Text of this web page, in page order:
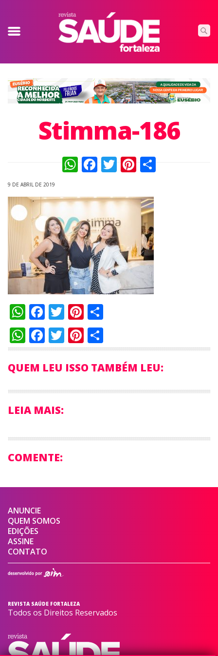
Stimma-186
WhatsApp
Facebook
TwitterPinterest
9 DE ABRIL DE 2019
WhatsApp
Facebook
Twitter
Pinterest
Compartilhar
WhatsApp
Facebook
Twitter
Pinterest
Compartilhar
QUEM LEU ISSO TAMBÉM LEU:
LEIA MAIS:
COMENTE:
ANUNCIE
QUEM SOMOS
EDIÇÕES
ASSINE
CONTATO
REVISTA SAÚDE FORTALEZA
Todos os Direitos Reservados